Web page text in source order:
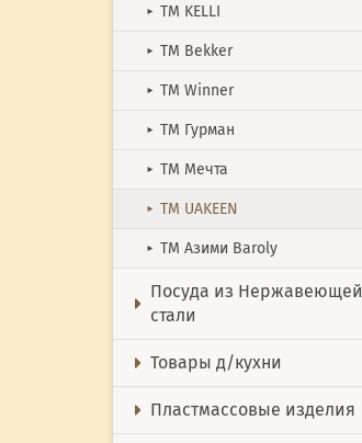
► ТМ KELLI
► ТМ Bekker
► ТМ Winner
► ТМ Гурман
► ТМ Мечта
► ТМ UAKEEN
► ТМ Азими Baroly
Посуда из Нержавеющей
стали
Товары д/кухни
Пластмассовые изделия